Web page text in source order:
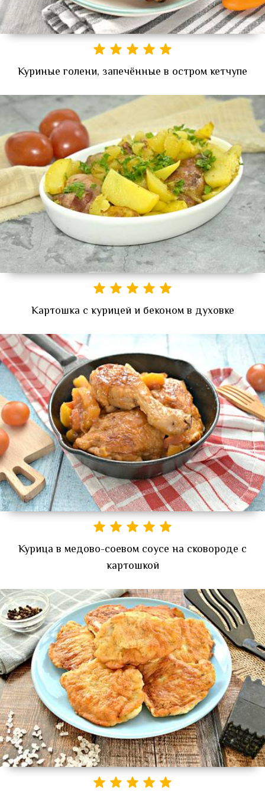
Куриные голени, запечённые в остром кетчупе
Картошка с курицей и беконом в духовке
Курица в медово-соевом соусе на сковороде с
картошкой